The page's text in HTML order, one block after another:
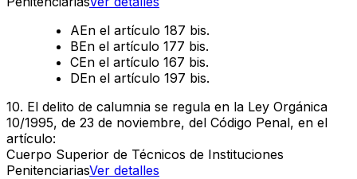
AEn el artículo 187 bis.
BEn el artículo 177 bis.
CEn el artículo 167 bis.
DEn el artículo 197 bis.
10. El delito de calumnia se regula en la Ley Orgánica
10/1995, de 23 de noviembre, del Código Penal, en el
artículo:
Cuerpo Superior de Técnicos de Instituciones
PenitenciariasVer detalles